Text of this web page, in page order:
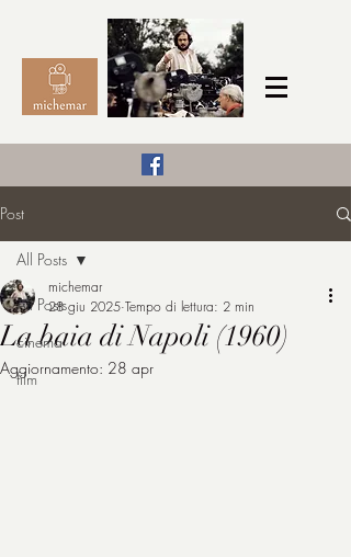
michemar
Post
All Posts
cinema
film
All Posts
La baia di Napoli (1960)
michemar
28 giu 2025 Tempo di lettura: 2 min
Aggiornamento: 28 apr